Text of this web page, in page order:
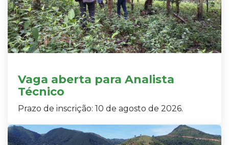
Vaga aberta para Analista
Técnico
Prazo de inscrição: 10 de agosto de 2026.